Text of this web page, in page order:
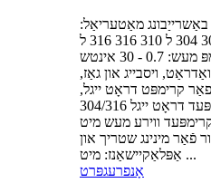
מאַטעריאַל:
ומבאַפלעקט שטאָל 302 304 304 ל 310 316 316 ל
וויוו טיפּ: וויווינג נאָך קרימפּ מעש: 0.7 - 30 אינטש
ויסבייג און גאַז,
קרימפּט דראָט ייגל,
ומבאַפלעקט שטאָל קרימפּעד דראָט ייגל 304/316
ווירע מעש מיט
מינינג שטריך און
אַפּלאַקיישאַנז: מיט ...
אָנפרעגפּרט